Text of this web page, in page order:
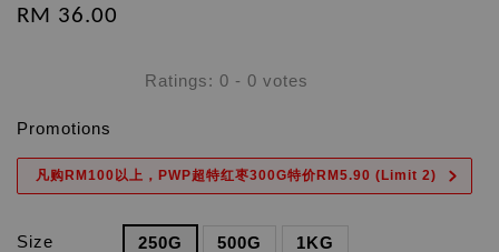
RM 36.00
Ratings: 0 - 0 votes
Promotions
凡购RM100以上，PWP超特红枣300G特价RM5.90 (Limit 2)
Size 250G 500G 1KG